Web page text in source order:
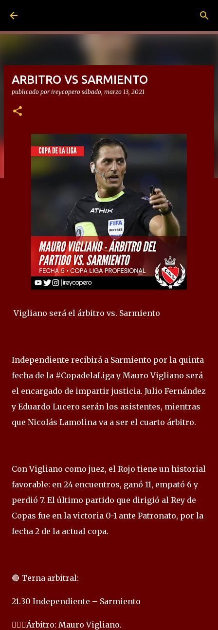
ARBITRO VS SARMIENTO
publicado por ireycopero sábado, marzo 13, 2021
Vigliano será el árbitro vs. Sarmiento
Independiente recibirá a Sarmiento por la quinta
fecha de la #CopadelaLiga y Mauro Vigliano será
el encargado de impartir justicia. Julio Fernández
y Eduardo Lucero serán los asistentes, mientras
que Nicolás Lamolina va a ser el cuarto árbitro.
Con Vigliano como juez, el Rojo tiene un historial
favorable: en 24 encuentros, ganó 11, empató 6 y
perdió 7. El último partido que dirigió al Rey de
Copas fue en la victoria 0-1 ante Patronato, por la
fecha 2 de la actual copa.
🔴 Terna arbitral:
21.30 Independiente – Sarmiento
👨🏻‍⚖️Árbitro: Mauro Vigliano.